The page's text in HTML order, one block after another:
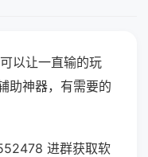
以让一直输的玩
助神器，有需要的
进群获取软